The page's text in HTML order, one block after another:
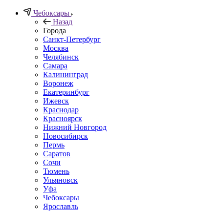
Чебоксары
Назад
Города
Санкт-Петербург
Москва
Челябинск
Самара
Калининград
Воронеж
Екатеринбург
Ижевск
Краснодар
Красноярск
Нижний Новгород
Новосибирск
Пермь
Саратов
Сочи
Тюмень
Ульяновск
Уфа
Чебоксары
Ярославль